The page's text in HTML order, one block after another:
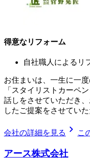
得意なリフォーム
自社職人によるリ
お住まいは、一生に一
「スタイリストカーペ
話しをさせていただき
したご提案をさせていた
会社の詳細を見る chevron_right こ
アース株式会社